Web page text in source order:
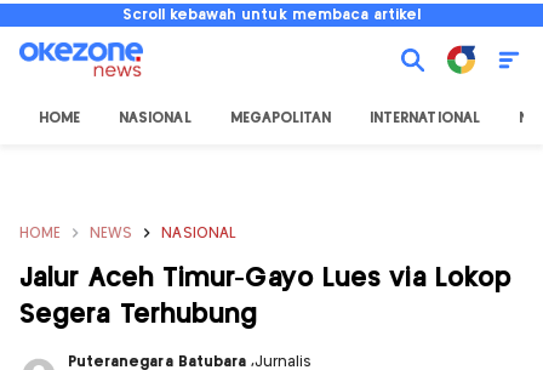
Scroll kebawah untuk membaca artikel
HOME NASIONAL MEGAPOLITAN INTERNATIONAL
HOME NEWS NASIONAL
Jalur Aceh Timur-Gayo Lues via Lokop
Segera Terhubung
Puteranegara Batubara,Jurnalis